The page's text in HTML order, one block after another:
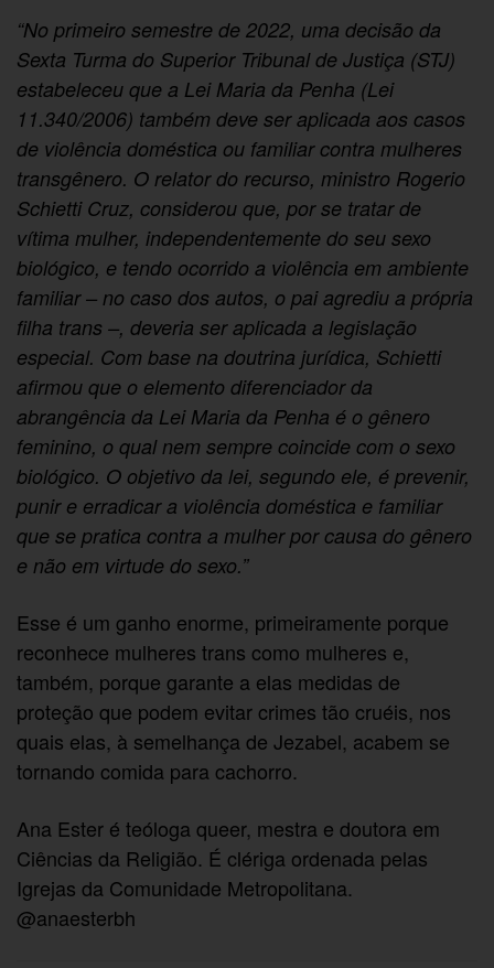
“No primeiro semestre de 2022, uma decisão da
Sexta Turma do Superior Tribunal de Justiça (STJ)
estabeleceu que a Lei Maria da Penha (Lei
11.340/2006) também deve ser aplicada aos casos
de violência doméstica ou familiar contra mulheres
transgênero. O relator do recurso, ministro Rogerio
Schietti Cruz, considerou que, por se tratar de
vítima mulher, independentemente do seu sexo
biológico, e tendo ocorrido a violência em ambiente
familiar – no caso dos autos, o pai agrediu a própria
filha trans –, deveria ser aplicada a legislação
especial. Com base na doutrina jurídica, Schietti
afirmou que o elemento diferenciador da
abrangência da Lei Maria da Penha é o gênero
feminino, o qual nem sempre coincide com o sexo
biológico. O objetivo da lei, segundo ele, é prevenir,
punir e erradicar a violência doméstica e familiar
que se pratica contra a mulher por causa do gênero
e não em virtude do sexo.”
Esse é um ganho enorme, primeiramente porque
reconhece mulheres trans como mulheres e,
também, porque garante a elas medidas de
proteção que podem evitar crimes tão cruéis, nos
quais elas, à semelhança de Jezabel, acabem se
tornando comida para cachorro.
Ana Ester é teóloga queer, mestra e doutora em
Ciências da Religião. É clériga ordenada pelas
Igrejas da Comunidade Metropolitana.
@anaesterbh